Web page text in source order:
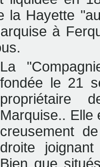
la Hayette "
à
La
fondée le 21
propriétaire
Marquise.. Elle
creusement
droite
Bien que